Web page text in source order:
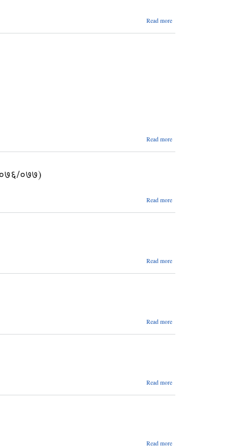
Read more
Read more
०७७)
Read more
Read more
Read more
Read more
Read more